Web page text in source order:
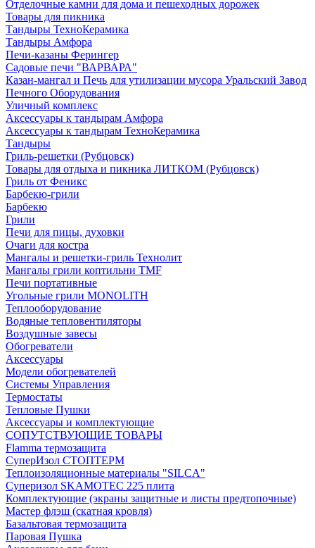
Отделочные камни для дома и пешеходных дорожек
Товары для пикника
Тандыры ТехноКерамика
Тандыры Амфора
Печи-казаны Ферингер
Садовые печи "ВАРВАРА"
Казан-мангал и Печь для утилизации мусора Уральский Завод
Печного Оборудования
Уличный комплекс
Аксессуары к тандырам Амфора
Аксессуары к тандырам ТехноКерамика
Тандыры
Гриль-решетки (Рубцовск)
Товары для отдыха и пикника ЛИТКОМ (Рубцовск)
Гриль от Феникс
Барбекю-грили
Барбекю
Грили
Печи для пицы, духовки
Очаги для костра
Мангалы и решетки-гриль Технолит
Мангалы грили коптильни TMF
Печи портативные
Угольные грили MONOLITH
Теплооборудование
Водяные тепловентиляторы
Воздушные завесы
Обогреватели
Аксессуары
Модели обогревателей
Системы Управления
Термостаты
Тепловые Пушки
Аксессуары и комплектующие
СОПУТСТВУЮЩИЕ ТОВАРЫ
Flamma термозащита
СуперИзол СТОПТЕРМ
Теплоизоляционные материалы "SILCA"
Суперизол SKAMOTEC 225 плита
Комплектующие (экраны защитные и листы предтопочные)
Мастер флэш (скатная кровля)
Базальтовая термозащита
Паровая Пушка